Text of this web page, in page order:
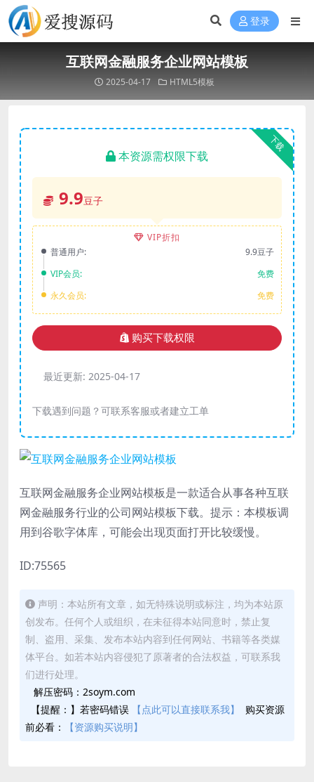
登录
互联网金融服务企业网站模板
2025-04-17 HTML5模板
下载
本资源需权限下载
9.9豆子
VIP折扣
普通用户:
9.9豆子
VIP会员:
免费
永久会员:
免费
购买下载权限
最近更新: 2025-04-17
下载遇到问题？可联系客服或者建立工单
互联网金融服务企业网站模板是一款适合从事各种互联
网金融服务行业的公司网站模板下载。提示：本模板调
用到谷歌字体库，可能会出现页面打开比较缓慢。
ID:75565
声明：本站所有文章，如无特殊说明或标注，均为本站原
创发布。任何个人或组织，在未征得本站同意时，禁止复
制、盗用、采集、发布本站内容到任何网站、书籍等各类媒
体平台。如若本站内容侵犯了原著者的合法权益，可联系我
们进行处理。
解压密码：2soym.com
【提醒：】若密码错误
【点此可以直接联系我】
购买资源
前必看：
【资源购买说明】